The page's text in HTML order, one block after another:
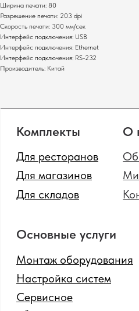
Ширина печати: 80
Разрешение печати: 203 dpi
Скорость печати: 300 мм/сек
Интерфейс подключения: USB
Интерфейс подключения: Ethernet
Интерфейс подключения: RS-232
Производитель: Китай
SOTA
Табло покупателя
Сканеры штрихкодов
Принтеры этикеток
Принтеры чеков
Денежные ящики
© 2024 Все
Политика конфиденциальности
Промышленные